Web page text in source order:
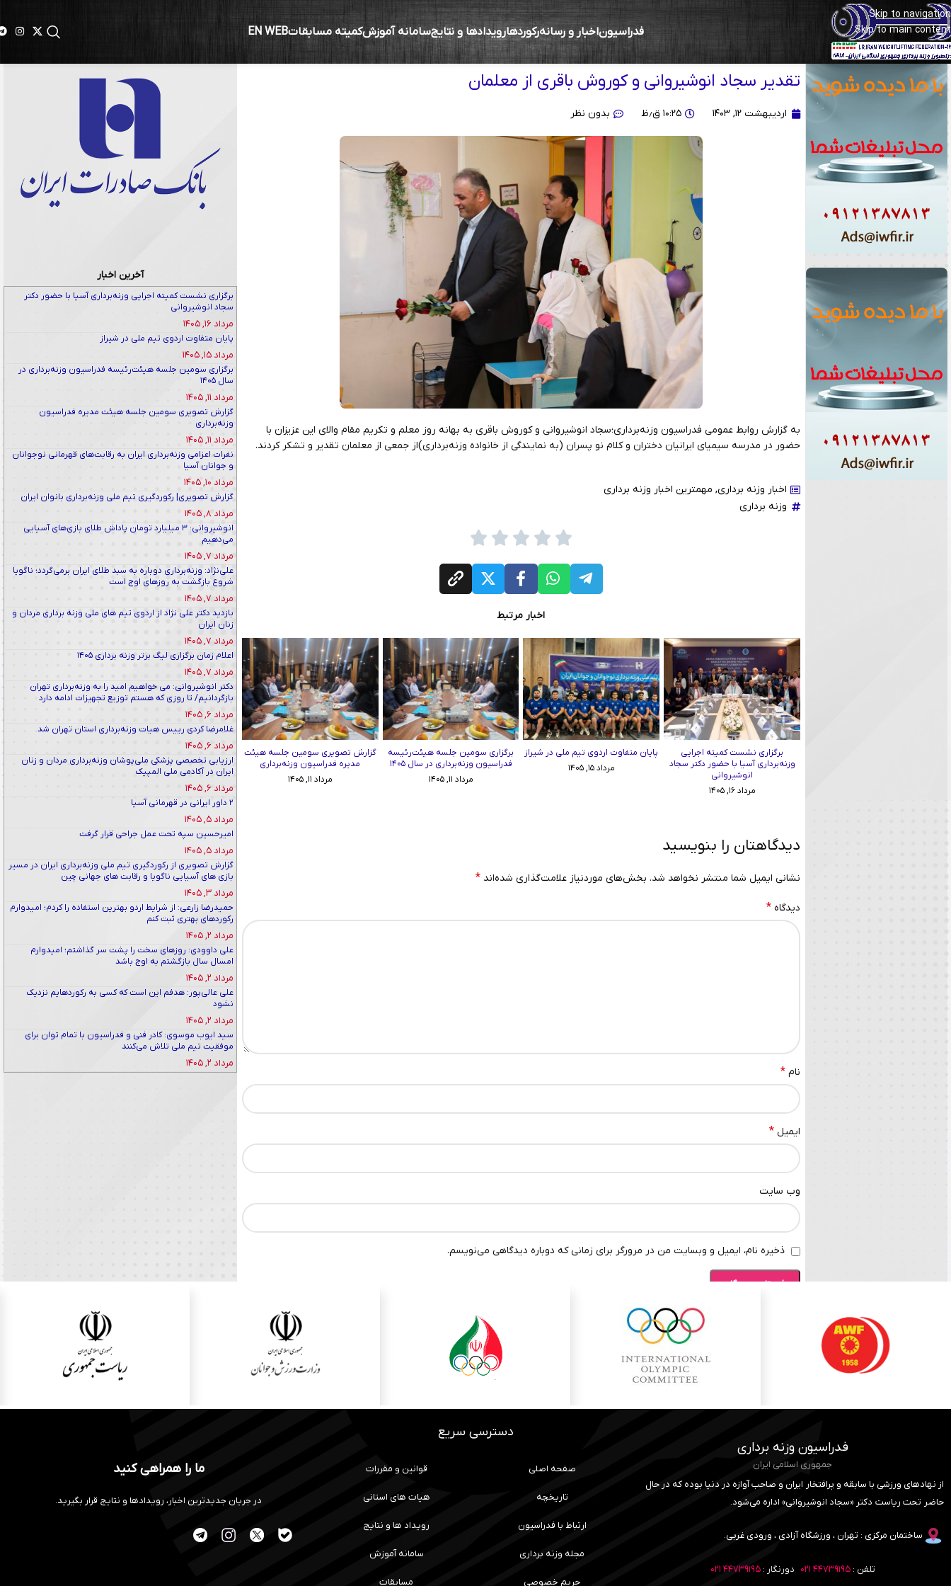
Skip to navigation
Skip to main content
فدراسیوناخبار و رسانهرکوردهارویدادها و نتایجسامانه آموزشکمیته مسابقاتEN WEB
به یاد معلم شهید مرتضی مطهری
تقدیر سجاد انوشیروانی و کوروش باقری از معلمان
اردیبهشت ۱۲, ۱۴۰۳ ۱۰:۲۵ ق٫ظ بدون نظر
به گزارش روابط عمومی فدراسیون وزنه‌برداری؛سجاد انوشیروانی و کوروش باقری به بهانه روز معلم و تکریم مقام والای این عزیزان با
حضور در مدرسه سیمیای ایرانیان دختران و کلام نو پسران (به نمایندگی از خانواده وزنه‌برداری)از جمعی از معلمان تقدیر و تشکر کردند.
اخبار وزنه برداری, مهمترین اخبار وزنه برداری
وزنه برداری
اخبار مرتبط
برگزاری نشست کمیته اجرایی
وزنه‌برداری آسیا با حضور دکتر سجاد
انوشیروانی
مرداد ۱۶, ۱۴۰۵
پایان متفاوت اردوی تیم ملی در شیراز
مرداد ۱۵, ۱۴۰۵
برگزاری سومین جلسه هیئت‌رئیسه
فدراسیون وزنه‌برداری در سال ۱۴۰۵
مرداد ۱۱, ۱۴۰۵
گزارش تصویری سومین جلسه هیئت
مدیره فدراسیون وزنه‌برداری
مرداد ۱۱, ۱۴۰۵
دیدگاهتان را بنویسید
نشانی ایمیل شما منتشر نخواهد شد. بخش‌های موردنیاز علامت‌گذاری شده‌اند *
دیدگاه *
نام *
ایمیل *
وب‌ سایت
ذخیره نام، ایمیل و وبسایت من در مرورگر برای زمانی که دوباره دیدگاهی می‌نویسم.
آخرین اخبار
برگزاری نشست کمیته اجرایی وزنه‌برداری آسیا با حضور دکتر
سجاد انوشیروانی
مرداد ۱۶, ۱۴۰۵
پایان متفاوت اردوی تیم ملی در شیراز
مرداد ۱۵, ۱۴۰۵
برگزاری سومین جلسه هیئت‌رئیسه فدراسیون وزنه‌برداری در
سال ۱۴۰۵
مرداد ۱۱, ۱۴۰۵
گزارش تصویری سومین جلسه هیئت مدیره فدراسیون
وزنه‌برداری
مرداد ۱۱, ۱۴۰۵
نفرات اعزامی وزنه‌برداری ایران به رقابت‌های قهرمانی نوجوانان
و جوانان آسیا
مرداد ۱۰, ۱۴۰۵
گزارش تصویری| رکوردگیری تیم ملی وزنه‌برداری بانوان ایران
مرداد ۸, ۱۴۰۵
انوشیروانی: ۳ میلیارد تومان پاداش طلای بازی‌های آسیایی
می‌دهیم
مرداد ۷, ۱۴۰۵
علی‌نژاد: وزنه‌برداری دوباره به سبد طلای ایران برمی‌گردد؛ ناگویا
شروع بازگشت به روزهای اوج است
مرداد ۷, ۱۴۰۵
بازدید دکتر علی نژاد از اردوی تیم های ملی وزنه برداری مردان و
زنان ایران
مرداد ۷, ۱۴۰۵
اعلام زمان برگزاری لیگ برتر وزنه برداری ۱۴۰۵
مرداد ۷, ۱۴۰۵
دکتر انوشیروانی: می خواهیم امید را به وزنه‌برداری تهران
بازگردانیم/ تا روزی که هستم توزیع تجهیزات ادامه دارد
مرداد ۶, ۱۴۰۵
غلامرضا کردی رییس هیات وزنه‌برداری استان تهران شد
مرداد ۶, ۱۴۰۵
ارزیابی تخصصی پزشکی ملی‌پوشان وزنه‌برداری مردان و زنان
ایران در آکادمی ملی المپیک
مرداد ۶, ۱۴۰۵
۲ داور ایرانی در قهرمانی آسیا
مرداد ۵, ۱۴۰۵
امیرحسین سپه تحت عمل جراحی قرار گرفت
مرداد ۵, ۱۴۰۵
گزارش تصویری از رکوردگیری تیم ملی وزنه‌برداری ایران در مسیر
بازی های آسیایی ناگویا و رقابت های جهانی چین
مرداد ۳, ۱۴۰۵
حمیدرضا زارعی: از شرایط اردو بهترین استفاده را کردم؛ امیدوارم
رکوردهای بهتری ثبت کنم
مرداد ۲, ۱۴۰۵
علی داوودی: روزهای سخت را پشت سر گذاشتم؛ امیدوارم
امسال سال بازگشتم به اوج باشد
مرداد ۲, ۱۴۰۵
علی عالی‌پور: هدفم این است که کسی به رکوردهایم نزدیک
نشود
مرداد ۲, ۱۴۰۵
سید ایوب موسوی: کادر فنی و فدراسیون با تمام توان برای
موفقیت تیم ملی تلاش می‌کنند
مرداد ۲, ۱۴۰۵
فدراسیون وزنه برداری
جمهوری اسلامی ایران
از نهادهای ورزشی با سابقه و پرافتخار ایران و صاحب آوازه در دنیا بوده که در حال
حاضر تحت ریاست دکتر «سجاد انوشیروانی» اداره می‌شود.
ساختمان مرکزی : تهران ، ورزشگاه آزادی ، ورودی غربی.
تلفن :۴۴۷۳۹۱۹۵ ۰۲۱ دورنگار :۴۴۷۳۹۱۹۵ ۰۲۱
دسترسی سریع
صفحه اصلی
تاریخچه
ارتباط با فدراسیون
مجله وزنه برداری
حریم خصوصی
قوانین و مقررات
هیات های استانی
رویداد ها و نتایج
سامانه آموزش
مسابقات
ما را همراهی کنید
در جریان جدیدترین اخبار، رویدادها و نتایج قرار بگیرید.